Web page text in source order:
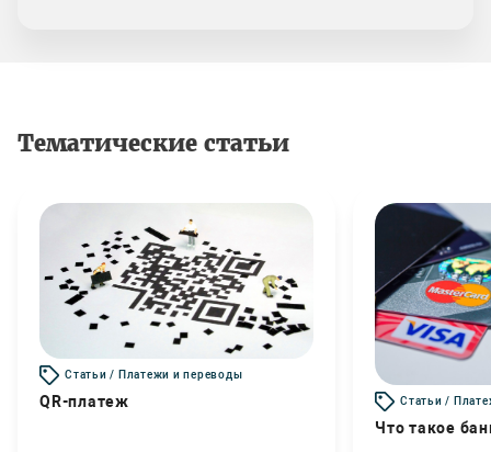
Тематические статьи
Статьи / Платежи и переводы
QR-платеж Статьи /
Что такое